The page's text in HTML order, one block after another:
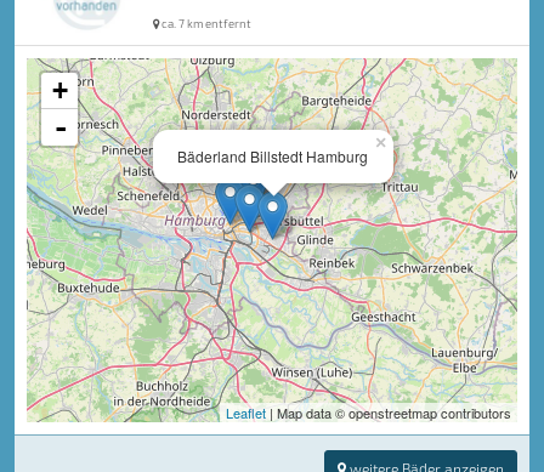
ca. 7 km entfernt
×
Bäderland Billstedt Hamburg
+
-
Leaflet | Map data © openstreetmap contributors
weitere Bäder anzeigen